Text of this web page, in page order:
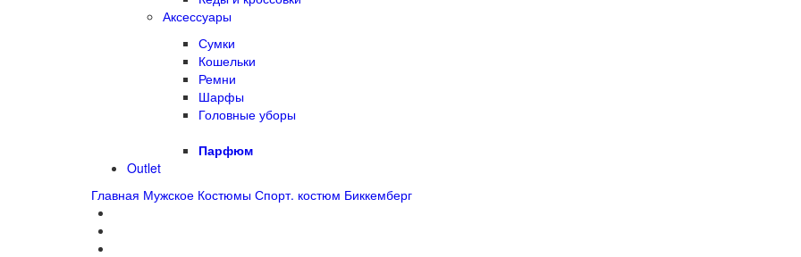
Аксессуары
Сумки
Кошельки
Ремни
Шарфы
Головные уборы
Парфюм
Outlet
Главная Мужское Костюмы Спорт. костюм Биккемберг